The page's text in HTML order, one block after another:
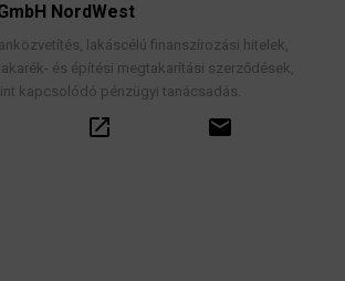
NordWest
lakáscélú finanszírozási hitelek,
és építési megtakarítási szerződések,
kapcsolódó pénzügyi tanácsadás.
open_in_new email